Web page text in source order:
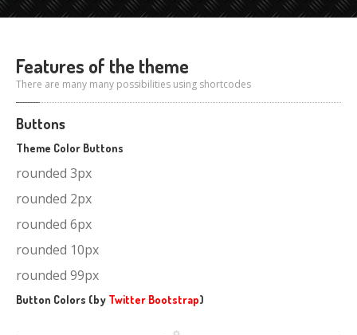
Features of the theme
There are many many possibilities using shortcodes
Buttons
Theme Color Buttons
rounded 3px
rounded 2px
rounded 6px
rounded 10px
rounded 99px
Button Colors (by Twitter Bootstrap)